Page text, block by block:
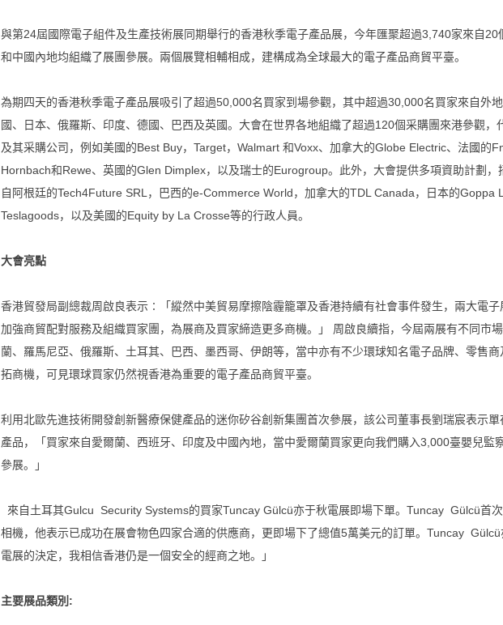
與第24屆國際電子組件及生產技術展同期舉行的香港秋季電子產品展，今年匯聚超過3,740家來自
和中國內地均組織了展團參展。兩個展覽相輔相成，建構成為全球最大的電子產品商貿平臺。
為期四天的香港秋季電子產品展吸引了超過50,000名買家到場參觀，其中超過30,000名買家來自外
國、日本、俄羅斯、印度、德國、巴西及英國。大會在世界各地組織了超過120個采購團來港參觀
及其采購公司，例如美國的Best Buy，Target，Walmart 和Voxx、加拿大的Globe Electric、法國的
Hornbach和Rewe、英國的Glen Dimplex，以及瑞士的Eurogroup。此外，大會提供多項資助計劃
自阿根廷的Tech4Future SRL，巴西的e-Commerce World，加拿大的TDL Canada，日本的
Teslagoods，以及美國的Equity by La Crosse等的行政人員。
大會亮點
香港貿發局副總裁周啟良表示∶「縱然中美貿易摩擦陰霾籠罩及香港持續有社會事件發生，兩大電
加強商貿配對服務及組織買家團，為展商及買家締造更多商機。」 周啟良續指，今屆兩展有不同市
蘭、羅馬尼亞、俄羅斯、土耳其、巴西、墨西哥、伊朗等，當中亦有不少環球知名電子品牌、零售
拓商機，可見環球買家仍然視香港為重要的電子產品商貿平臺。
利用北歐先進技術開發創新醫療保健產品的迷你矽谷創新集團首次參展，該公司董事長劉瑞宸表示
產品，「買家來自愛爾蘭、西班牙、印度及中國內地，當中愛爾蘭買家更向我們購入3,000臺嬰兒監
參展。」
來自土耳其Gulcu Security Systems的買家Tuncay Gülcü亦于秋電展即場下單。Tuncay Gülcü首
相機，他表示已成功在展會物色四家合適的供應商，更即場下了總值5萬美元的訂單。Tuncay
電展的決定，我相信香港仍是一個安全的經商之地。」
主要展品類別: